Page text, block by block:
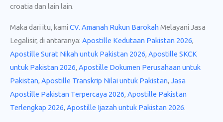
croatia dan lain lain.
Maka dari itu, kami CV. Amanah Rukun Barokah Melayani Jasa
Legalisir, di antaranya: Apostille Kedutaan Pakistan 2026,
Apostille Surat Nikah untuk Pakistan 2026, Apostille SKCK
untuk Pakistan 2026, Apostille Dokumen Perusahaan untuk
Pakistan, Apostille Transkrip Nilai untuk Pakistan, Jasa
Apostille Pakistan Terpercaya 2026, Apostille Pakistan
Terlengkap 2026, Apostille Ijazah untuk Pakistan 2026.